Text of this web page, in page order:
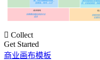
 Collect
Get Started
商业画布模板